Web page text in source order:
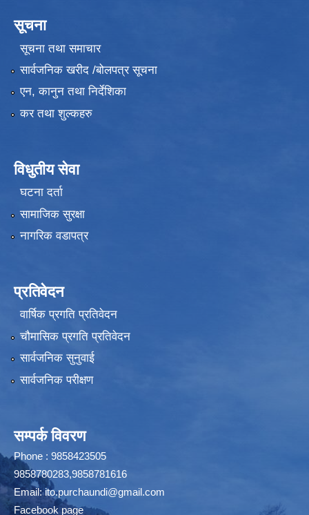
सूचना
सूचना तथा समाचार
सार्वजनिक खरीद /बोलपत्र सूचना
एन, कानुन तथा निर्देशिका
कर तथा शुल्कहरु
विधुतीय सेवा
घटना दर्ता
सामाजिक सुरक्षा
नागरिक वडापत्र
प्रतिवेदन
वार्षिक प्रगति प्रतिवेदन
चौमासिक प्रगति प्रतिवेदन
सार्वजनिक सुनुवाई
सार्वजनिक परीक्षण
सम्पर्क विवरण
Phone : 9858423505
9858780283,9858781616
Email:ito.purchaundi@gmail.com
Facebook page